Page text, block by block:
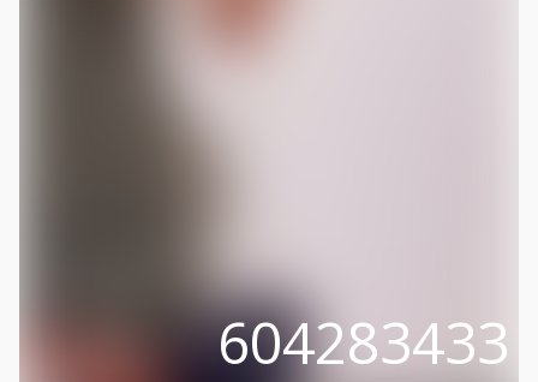
604283433